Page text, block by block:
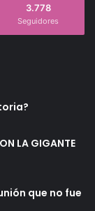
3.778
Seguidores
LA GIGANTE
que no fue